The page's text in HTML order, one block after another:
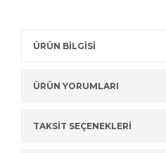
ÜRÜN BİLGİSİ
ÜRÜN YORUMLARI
TAKSİT SEÇENEKLERİ